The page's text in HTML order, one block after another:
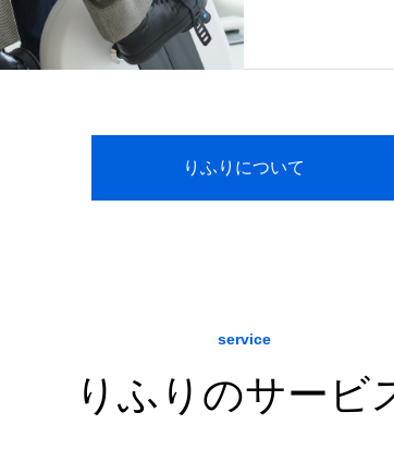
りふりについて
service
りふりのサービ